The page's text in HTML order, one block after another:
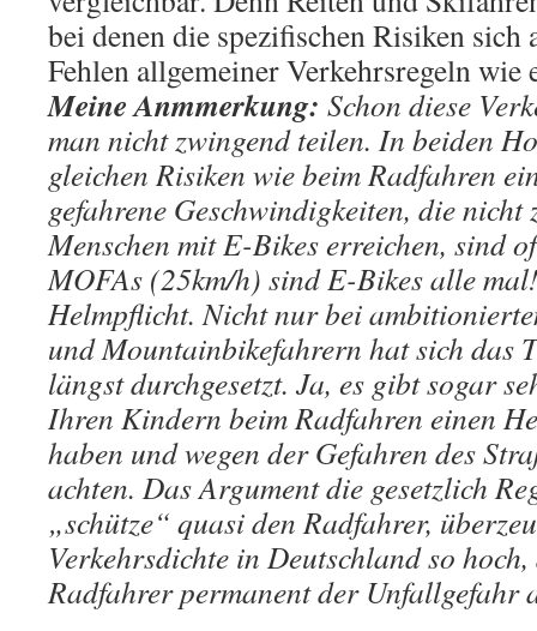
bei denen die spezifischen Risiken sich
Fehlen allgemeiner Verkehrsregeln wie
Meine Anmmerkung: Schon diese
man nicht zwingend teilen. In beiden
gleichen Risiken wie beim Radfahren
gefahrene Geschwindigkeiten, die nicht
Menschen mit E-Bikes erreichen, sind
MOFAs (25km/h) sind E-Bikes alle
Helmpflicht. Nicht nur bei
und Mountainbikefahrern hat sich das
längst durchgesetzt. Ja, es gibt sogar
Ihren Kindern beim Radfahren einen
haben und wegen der Gefahren des
achten. Das Argument die gesetzlich
„schütze“ quasi den Radfahrer,
Verkehrsdichte in Deutschland so
Radfahrer permanent der Unfallgefahr